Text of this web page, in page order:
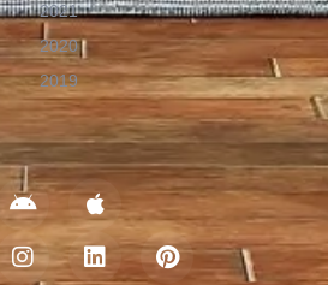
2021
2020
2019